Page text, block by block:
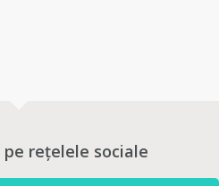
rețelele sociale